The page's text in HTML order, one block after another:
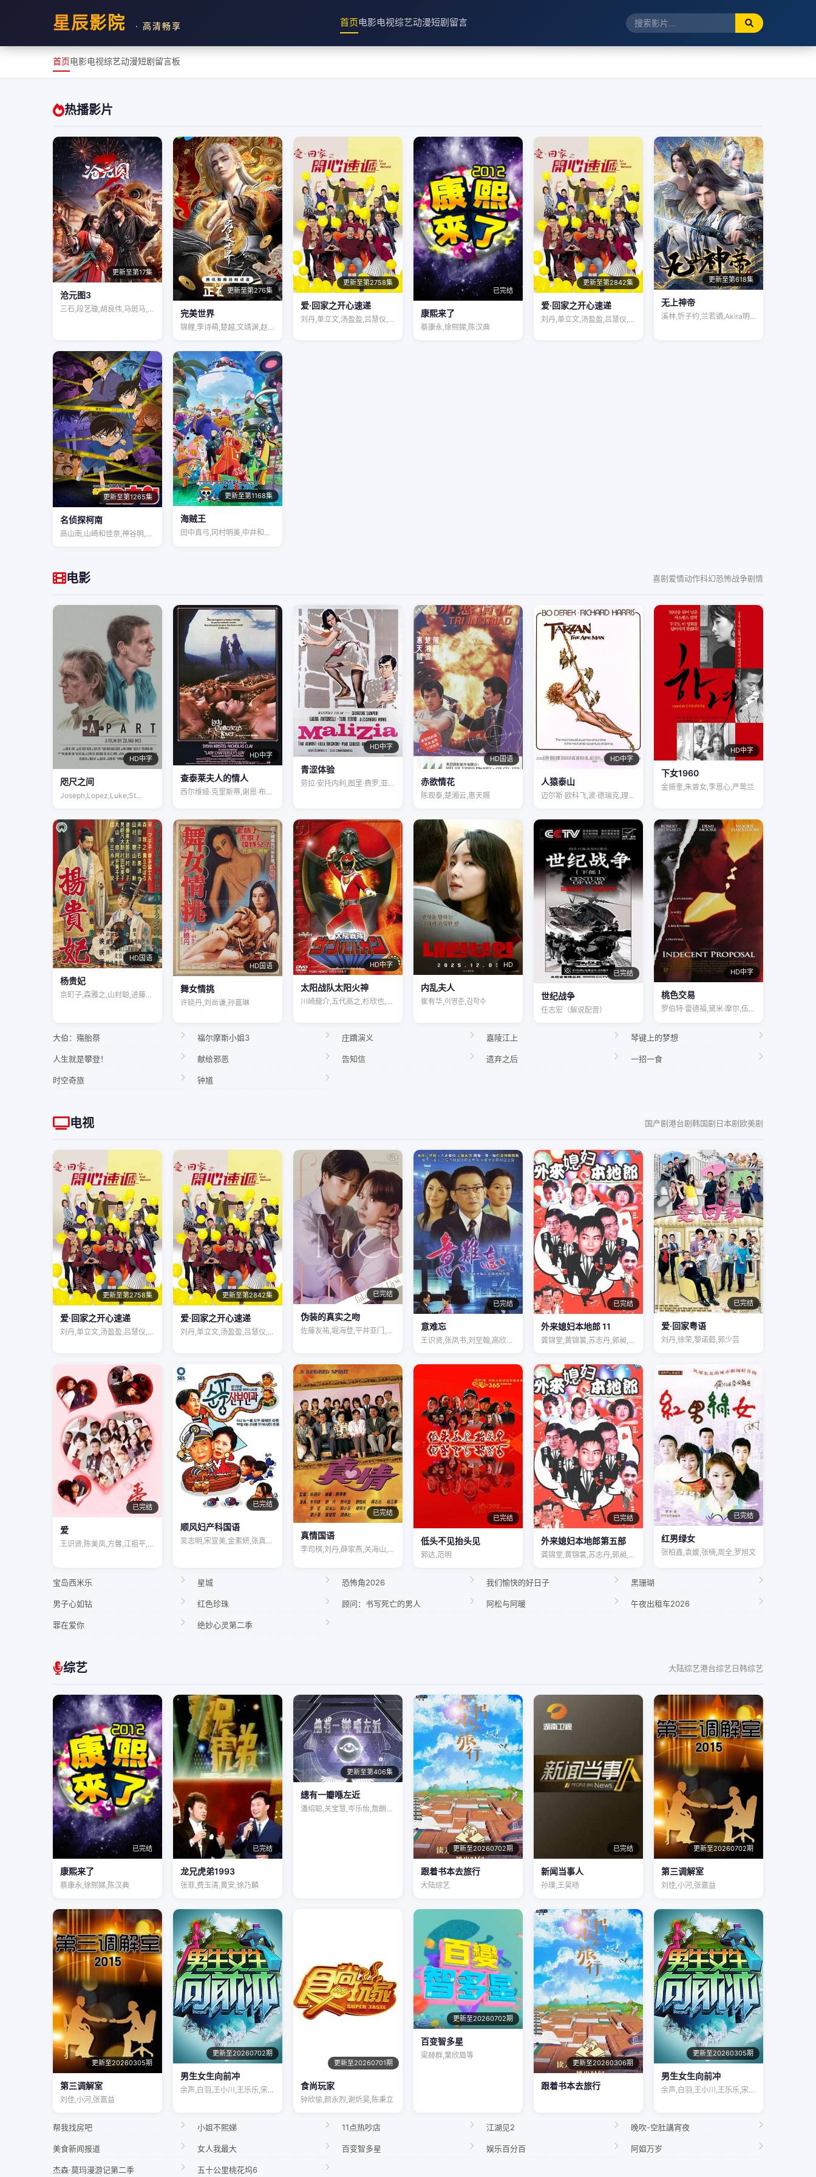
星辰影院 · 高清畅享 首页电影电视综艺动漫短剧留言
首页电影电视综艺动漫短剧留言板
热播影片
更新至第17集
沧元图3
三石,段艺璇,胡良伟,马斑马,姜广涛,袁…
更新至第276集
完美世界
锦鲤,李诗萌,楚越,文靖渊,赵爽,聂曦映…
更新至第2758集
爱·回家之开心速递
刘丹,单立文,汤盈盈,吕慧仪,罗乐林,马…
已完结
康熙来了
蔡康永,徐熙娣,陈汉典
更新至第2842集
爱·回家之开心速递
刘丹,单立文,汤盈盈,吕慧仪,罗乐林,马…
更新至第618集
无上神帝
溪林,忻子约,兰若镝,Akira明,陆敏…
更新至第1265集
名侦探柯南
高山南,山崎和佳奈,神谷明,小山力也,林…
更新至第1168集
海贼王
田中真弓,冈村明美,中井和哉,山口胜平,…
电影 喜剧爱情动作科幻恐怖战争剧情
HD中字
咫尺之间
Joseph,Lopez,Luke,St…
HD中字
查泰莱夫人的情人
西尔维娅·克里斯蒂,谢恩·布赖恩特,尼古…
HD中字
青涩体验
劳拉·安托内利,图里·费罗,亚历桑德罗·…
HD国语
赤欲情花
陈观泰,楚湘云,惠天赐
HD中字
人猿泰山
迈尔斯·欧科飞,波·德瑞克,理查德·哈里…
HD中字
下女1960
金振奎,朱曾女,李恩心,严莺兰
HD国语
杨贵妃
京町子,森雅之,山村聪,进藤英太郎,杉村…
HD国语
舞女情挑
许晓丹,刘尚谦,孙嘉琳
HD中字
太阳战队太阳火神
川崎龍介,五代高之,杉欣也,小林朝夫
HD
内乱夫人
崔有华,이영준,김학수
已完结
世纪战争
任志宏（解说配音）
HD中字
桃色交易
罗伯特·雷德福,黛米·摩尔,伍迪·哈里森…
大伯：殤胎祭 福尔摩斯小姐3 庄蹻演义 嘉陵江上 琴键上的梦想
人生就是攀登！ 献给邪恶 告知信 遗弃之后 一招一食
时空奇旅 钟馗
电视 国产剧港台剧韩国剧日本剧欧美剧
更新至第2758集
爱·回家之开心速递
刘丹,单立文,汤盈盈,吕慧仪,罗乐林,马…
更新至第2842集
爱·回家之开心速递
刘丹,单立文,汤盈盈,吕慧仪,罗乐林,马…
已完结
伪装的真实之吻
佐藤友祐,堀海登,平井亚门,島津見,财津…
已完结
意难忘
王识贤,张凤书,刘至翰,高欣欣,李兴文,…
已完结
外来媳妇本地郎 11
龚锦堂,黄锦裳,苏志丹,郭昶,彭新智,徐…
已完结
爱·回家粤语
刘丹,徐荣,黎诺懿,郭少芸
已完结
爱
王识贤,陈美凤,方馨,江祖平,倪齐民,刘…
已完结
顺风妇产科国语
吴志明,宋宣美,金素妍,张真英,宋慧乔,…
已完结
真情国语
李司棋,刘丹,薛家燕,关海山,蒋志光,苏…
已完结
低头不见抬头见
郭达,范明
已完结
外来媳妇本地郎第五部
龚锦堂,黄锦裳,苏志丹,郭昶,彭新智,徐…
已完结
红男绿女
张柏鑫,袁媛,张楠,周全,罗旭文
宝岛西米乐 星城 恐怖角2026 我们愉快的好日子 黑珊瑚
男子心如钻 红色珍珠 顾问：书写死亡的男人 阿松与阿暖 午夜出租车2026
罪在爱你 绝妙心灵第二季
综艺 大陆综艺港台综艺日韩综艺
已完结
康熙来了
蔡康永,徐熙娣,陈汉典
已完结
龙兄虎弟1993
张菲,费玉清,黄安,徐乃麟
更新至第406集
總有一瓣喺左近
潘绍聪,关宝慧,岑乐怡,詹朗林,王颂茵,…
更新至20260702期
跟着书本去旅行
大陆综艺
已完结
新闻当事人
孙璞,王昊旸
更新至20260702期
第三调解室
刘佳,小河,张嘉益
更新至20260305期
第三调解室
刘佳,小河,张嘉益
更新至20260702期
男生女生向前冲
余声,白羽,王小川,王乐乐,宋秋熠,张亚…
更新至20260701期
食尚玩家
钟欣愉,颜永烈,谢炘昊,陈秉立
更新至20260702期
百变智多星
梁赫群,葉欣眉等
更新至20260306期
跟着书本去旅行
更新至20260305期
男生女生向前冲
余声,白羽,王小川,王乐乐,宋秋熠,张亚…
帮我找房吧 小姐不熙娣 11点热吵店 江湖见2 晚吹-空肚講宵夜
美食新闻报道 女人我最大 百变智多星 娱乐百分百 阿姐万岁
杰森·莫玛漫游记第二季 五十公里桃花坞6